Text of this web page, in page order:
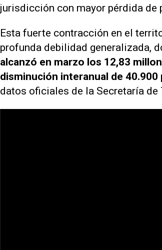
jurisdicción con mayor pérdida de
Esta fuerte contracción en el
profunda debilidad generalizada,
alcanzó en marzo los 12,83
disminución interanual de
datos oficiales de la Secretaría de